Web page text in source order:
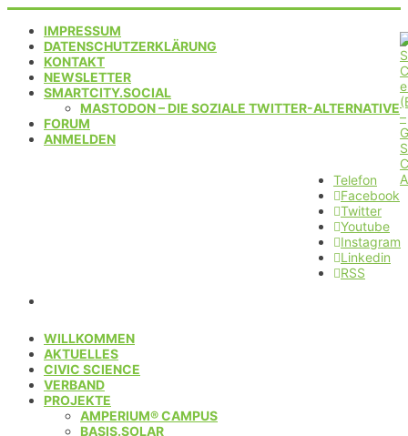
IMPRESSUM
DATENSCHUTZERKLÄRUNG
KONTAKT
NEWSLETTER
SMARTCITY.SOCIAL
MASTODON – DIE SOZIALE TWITTER-ALTERNATIVE
FORUM
ANMELDEN
Telefon
Facebook
Twitter
Youtube
Instagram
Linkedin
RSS
WILLKOMMEN
AKTUELLES
CIVIC SCIENCE
VERBAND
PROJEKTE
AMPERIUM® CAMPUS
BASIS.SOLAR